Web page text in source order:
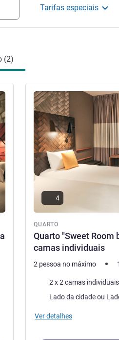
Tarifas especiais
(2)
QUARTO
Quarto "Sweet Room
camas individuais
Ver detalhes
4
2 pessoa no máximo
Cama2 x 2 camas individuais
Vistas:
Lado da
Ver detalhes